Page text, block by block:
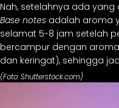
Nah, setelahnya ada
Base notes adalah aroma
selamat 5-8 jam setelah
bercampur dengan
dan keringat), sehingga
(Foto: Shutterstock.com)